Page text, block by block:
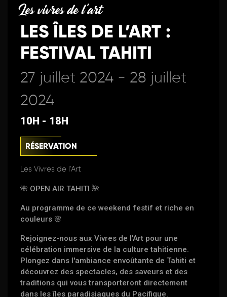
Les vivres de l'art
LES ÎLES DE L’ART :
FESTIVAL TAHITI
27 juillet 2024 - 28 juillet
2024
10H - 18H
RÉSERVATION
Les Vivres de l'Art
🌺 OPEN AIR TAHITI 🌺
Au programme de ce weekend festif et riche en
couleurs 🌸
Rejoignez-nous aux Vivres de l'Art pour une
célébration immersive de la culture tahitienne.
Plongez dans l'ambiance envoûtante de Tahiti et
découvrez des spectacles, des saveurs et des
traditions qui vous transporteront directement
dans les îles paradisiaques du Pacifique.